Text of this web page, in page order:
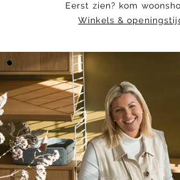
Eerst zien? kom
Winkels &